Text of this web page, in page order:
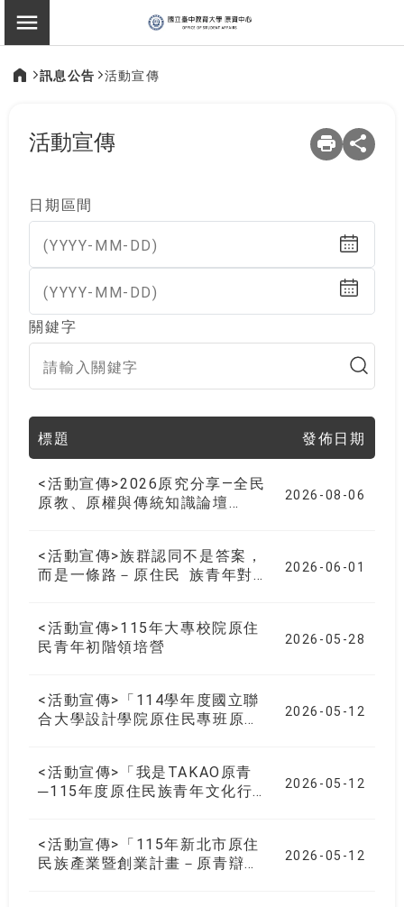
切換選單
訊息公告 活動宣傳
活動宣傳
日期區間
(YYYY-MM-DD)
(YYYY-MM-DD)
關鍵字
標題 發佈日期
<活動宣傳>2026原究分享—全民
原教、原權與傳統知識論壇
2026-08-06
<活動宣傳>族群認同不是答案，
而是一條路－原住民 族青年對
2026-06-01
<活動宣傳>115年大專校院原住
民青年初階領培營
2026-05-28
<活動宣傳>「114學年度國立聯
合大學設計學院原住民專班原住
2026-05-12
<活動宣傳>「我是TAKAO原青
─115年度原住民族青年文化行
2026-05-12
<活動宣傳>「115年新北市原住
民族產業暨創業計畫－原青辯論
2026-05-12